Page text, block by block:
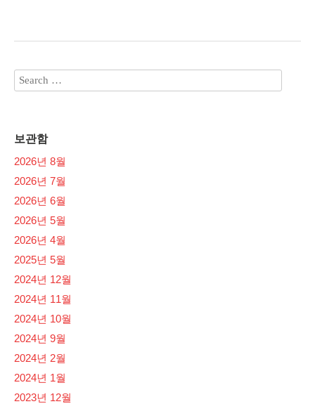
보관함
2026년 8월
2026년 7월
2026년 6월
2026년 5월
2026년 4월
2025년 5월
2024년 12월
2024년 11월
2024년 10월
2024년 9월
2024년 2월
2024년 1월
2023년 12월